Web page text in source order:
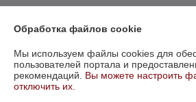
Обработка файлов cookie
Мы используем файлы cookies для
пользователей портала и
рекомендаций. Вы можете настроить
отключить их.